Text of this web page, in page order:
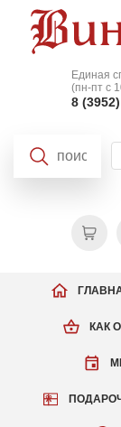
Единая
(пн-пт с
8
КАК